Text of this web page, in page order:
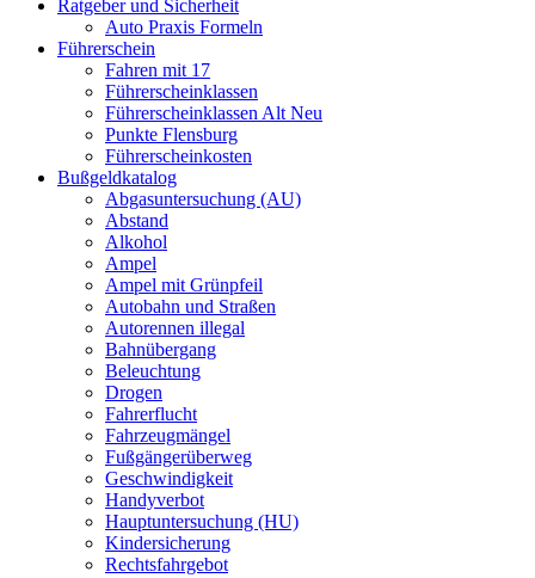
Ratgeber und Sicherheit
Auto Praxis Formeln
Führerschein
Fahren mit 17
Führerscheinklassen
Führerscheinklassen Alt Neu
Punkte Flensburg
Führerscheinkosten
Bußgeldkatalog
Abgasuntersuchung (AU)
Abstand
Alkohol
Ampel
Ampel mit Grünpfeil
Autobahn und Straßen
Autorennen illegal
Bahnübergang
Beleuchtung
Drogen
Fahrerflucht
Fahrzeugmängel
Fußgängerüberweg
Geschwindigkeit
Handyverbot
Hauptuntersuchung (HU)
Kindersicherung
Rechtsfahrgebot